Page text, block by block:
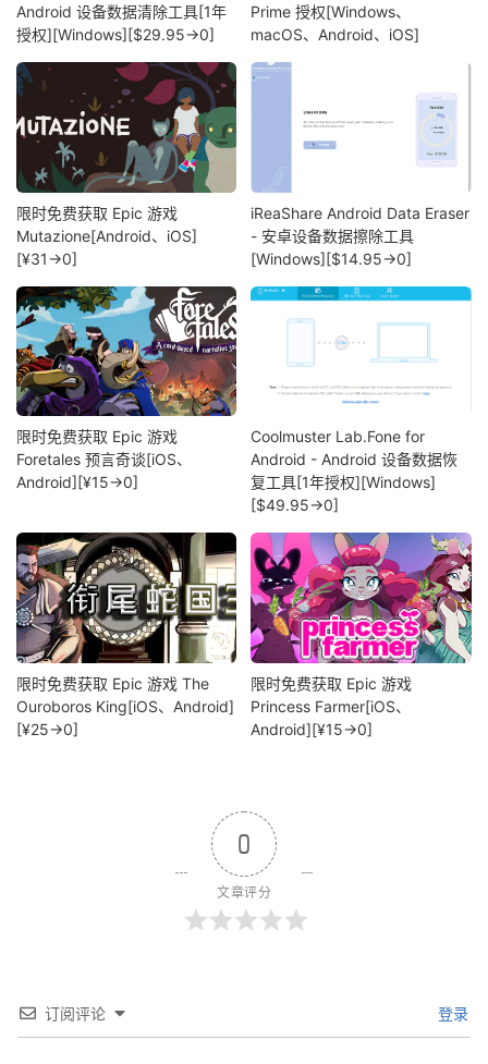
Android 设备数据清除工具[1年
授权][Windows][$29.95→0]
Prime 授权[Windows、
macOS、Android、iOS]
限时免费获取 Epic 游戏
Mutazione[Android、iOS]
[¥31→0]
iReaShare Android Data Eraser
- 安卓设备数据擦除工具
[Windows][$14.95→0]
限时免费获取 Epic 游戏
Foretales 预言奇谈[iOS、
Android][¥15→0]
Coolmuster Lab.Fone for
Android - Android 设备数据恢
复工具[1年授权][Windows]
[$49.95→0]
限时免费获取 Epic 游戏 The
Ouroboros King[iOS、Android]
[¥25→0]
限时免费获取 Epic 游戏
Princess Farmer[iOS、
Android][¥15→0]
0
文章评分
订阅评论 登录